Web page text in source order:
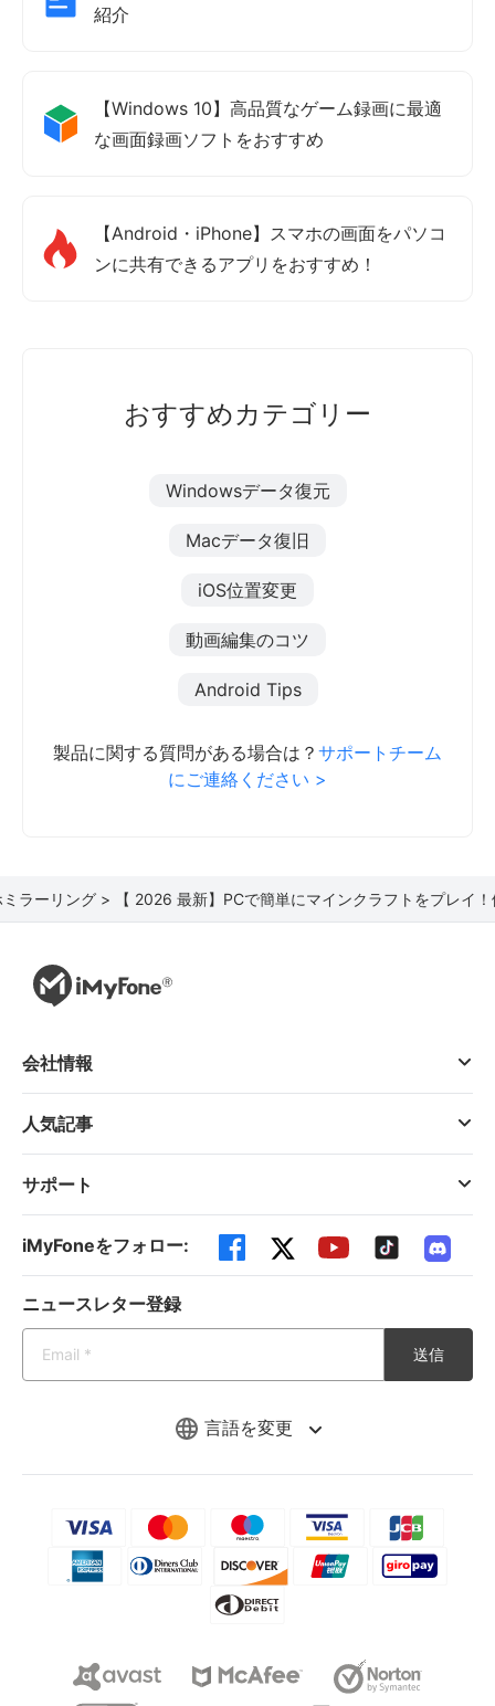
紹介
【Windows 10】高品質なゲーム録画に最適
な画面録画ソフトをおすすめ
【Android・iPhone】スマホの画面をパソコ
ンに共有できるアプリをおすすめ！
おすすめカテゴリー
Windowsデータ復元
Macデータ復旧
iOS位置変更
動画編集のコツ
Android Tips
製品に関する質問がある場合は？ サポートチーム
にご連絡ください >
ラーリング > 【 2026 最新】PCで簡単にマインクラフトをプレイ
言語を変更
会社情報
人気記事
サポート
iMyFoneをフォロー:
ニュースレター登録
送信